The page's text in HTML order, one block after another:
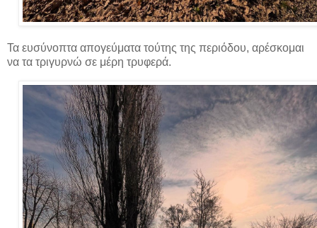
Τα ευσύνοπτα απογεύματα τούτης της περιόδου, αρέσκομαι
να τα τριγυρνώ σε μέρη τρυφερά.